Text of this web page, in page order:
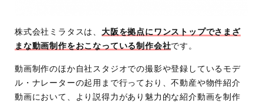
株式会社ミラタスは、 大阪を拠点にワンストップでさまざ
まな動画制作をおこなっている制作会社です。
動画制作のほか自社スタジオでの撮影や登録しているモデ
ル・ナレーターの起用まで行っており、不動産や物件紹介
動画において、より説得力があり魅力的な紹介動画を制作